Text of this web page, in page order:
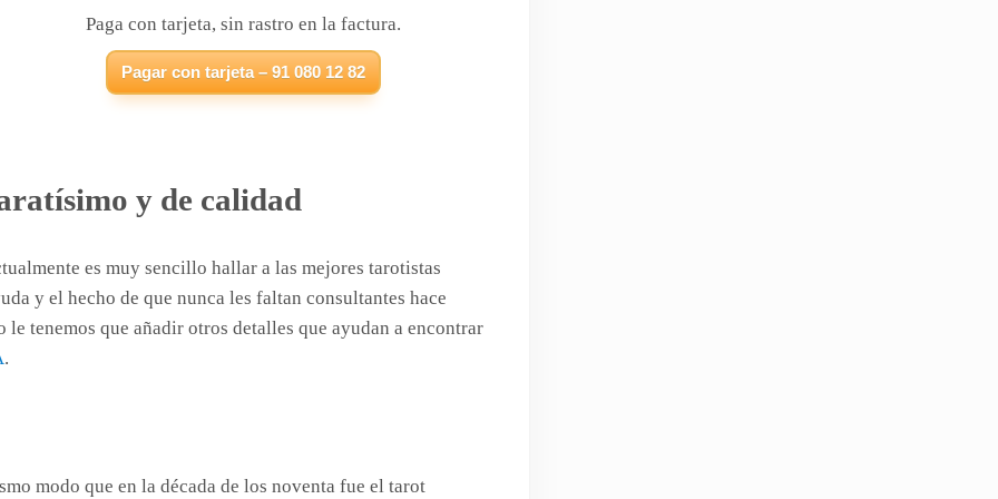
Paga con tarjeta, sin rastro en la factura.
Pagar con tarjeta – 91 080 12 82
y de calidad
es muy sencillo hallar a las mejores tarotistas
y el hecho de que nunca les faltan consultantes hace
tenemos que añadir otros detalles que ayudan a encontrar
.
modo que en la década de los noventa fue el tarot